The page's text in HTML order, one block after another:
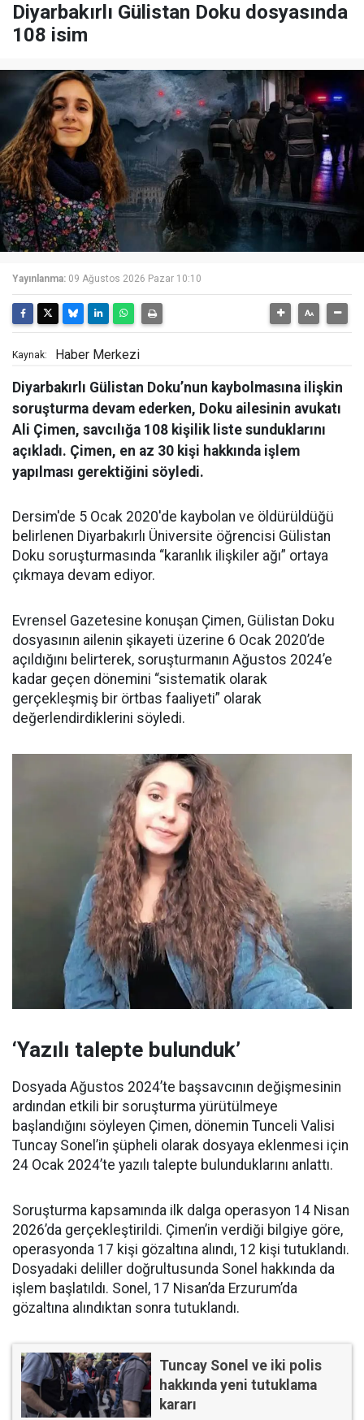
Diyarbakırlı Gülistan Doku dosyasında
108 isim
Yayınlanma: 09 Ağustos 2026 Pazar 10:10
Kaynak: Haber Merkezi
Diyarbakırlı Gülistan Doku’nun kaybolmasına ilişkin
soruşturma devam ederken, Doku ailesinin avukatı
Ali Çimen, savcılığa 108 kişilik liste sunduklarını
açıkladı. Çimen, en az 30 kişi hakkında işlem
yapılması gerektiğini söyledi.
Dersim'de 5 Ocak 2020'de kaybolan ve öldürüldüğü
belirlenen Diyarbakırlı Üniversite öğrencisi Gülistan
Doku soruşturmasında “karanlık ilişkiler ağı” ortaya
çıkmaya devam ediyor.
Evrensel Gazetesine konuşan Çimen, Gülistan Doku
dosyasının ailenin şikayeti üzerine 6 Ocak 2020’de
açıldığını belirterek, soruşturmanın Ağustos 2024’e
kadar geçen dönemini “sistematik olarak
gerçekleşmiş bir örtbas faaliyeti” olarak
değerlendirdiklerini söyledi.
‘Yazılı talepte bulunduk’
Dosyada Ağustos 2024’te başsavcının değişmesinin
ardından etkili bir soruşturma yürütülmeye
başlandığını söyleyen Çimen, dönemin Tunceli Valisi
Tuncay Sonel’in şüpheli olarak dosyaya eklenmesi için
24 Ocak 2024’te yazılı talepte bulunduklarını anlattı.
Soruşturma kapsamında ilk dalga operasyon 14 Nisan
2026’da gerçekleştirildi. Çimen’in verdiği bilgiye göre,
operasyonda 17 kişi gözaltına alındı, 12 kişi tutuklandı.
Dosyadaki deliller doğrultusunda Sonel hakkında da
işlem başlatıldı. Sonel, 17 Nisan’da Erzurum’da
gözaltına alındıktan sonra tutuklandı.
Tuncay Sonel ve iki polis
hakkında yeni tutuklama
kararı